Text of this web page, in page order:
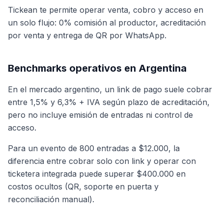
Tickean te permite operar venta, cobro y acceso en
un solo flujo: 0% comisión al productor, acreditación
por venta y entrega de QR por WhatsApp.
Benchmarks operativos en Argentina
En el mercado argentino, un link de pago suele cobrar
entre 1,5% y 6,3% + IVA según plazo de acreditación,
pero no incluye emisión de entradas ni control de
acceso.
Para un evento de 800 entradas a $12.000, la
diferencia entre cobrar solo con link y operar con
ticketera integrada puede superar $400.000 en
costos ocultos (QR, soporte en puerta y
reconciliación manual).